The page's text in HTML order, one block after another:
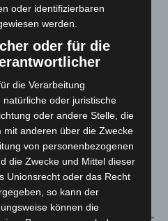
Trunkenheitsfahrten bei
oder identifizierbaren
werden.
oder für die
die Verarbeitung
oder juristische
oder andere Stelle, die
mit anderen über die Zwecke
von personenbezogenen
die Zwecke und Mittel dieser
Unionsrecht oder das Recht
so kann der
können die